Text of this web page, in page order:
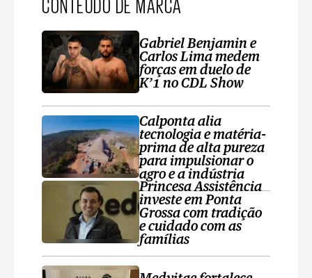
Gabriel Benjamin e
Carlos Lima medem
forças em duelo de
K’1 no CDL Show
Calponta alia
tecnologia e matéria-
prima de alta pureza
para impulsionar o
agro e a indústria
Princesa Assistência
investe em Ponta
Grossa com tradição
e cuidado com as
famílias